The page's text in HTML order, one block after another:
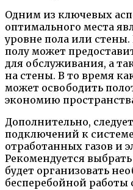
Одним из ключевых
оптимального места
уровне пола или
полу может
для обслуживания, а
на стены. В то время
может освободить
экономию
Дополнительно,
подключений к
отработанных газов и
Рекомендуется выбрать
будет организовать
бесперебойной работы